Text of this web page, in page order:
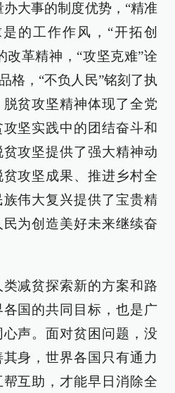
大事的制度优势，“精准
的工作作风，“开拓创
改革精神，“攻坚克难”诠
格，“不负人民”铭刻了执
贫攻坚精神体现了全党
坚实践中的团结奋斗和
攻坚提供了强大精神动
攻坚成果、推进乡村全
伟大复兴提供了宝贵精
为创造美好未来继续奋
减贫探索新的方案和路
国的共同目标，也是广
声。面对贫困问题，没
身，世界各国只有通力
互助，才能早日消除全